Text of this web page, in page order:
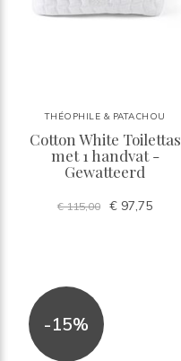
THÉOPHILE & PATACHOU
Cotton White Toilettas
met 1 handvat -
Gewatteerd
€ 115,00 € 97,75
-15%